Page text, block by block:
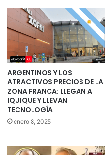
ARGENTINOS Y LOS
ATRACTIVOS PRECIOS DE LA
ZONA FRANCA: LLEGAN A
IQUIQUE Y LLEVAN
TECNOLOGÍA
enero 8, 2025